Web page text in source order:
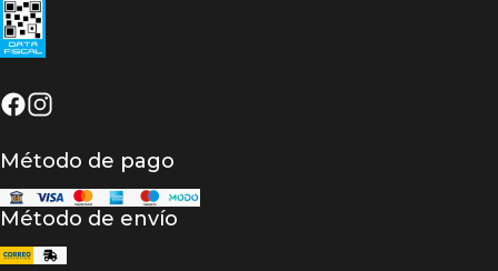
Método de pago
Método de envío